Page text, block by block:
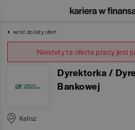
wróć do listy ofert
Niestety ta oferta pracy jest
Dyrektorka /
Bankowej
Kalisz